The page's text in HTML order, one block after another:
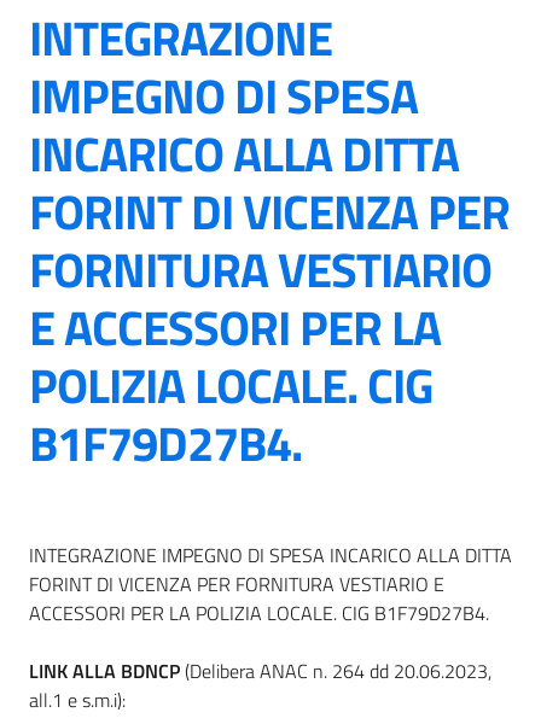
INTEGRAZIONE
IMPEGNO DI SPESA
INCARICO ALLA DITTA
FORINT DI VICENZA PER
FORNITURA VESTIARIO
E ACCESSORI PER LA
POLIZIA LOCALE. CIG
B1F79D27B4.
INTEGRAZIONE IMPEGNO DI SPESA INCARICO ALLA DITTA
FORINT DI VICENZA PER FORNITURA VESTIARIO E
ACCESSORI PER LA POLIZIA LOCALE. CIG B1F79D27B4.
LINK ALLA BDNCP(Delibera ANAC n. 264 dd 20.06.2023,
all.1 e s.m.i):